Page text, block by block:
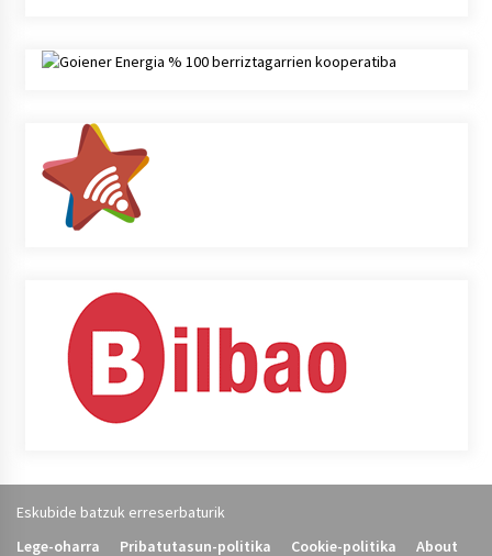
Eskubide batzuk erreserbaturik
Lege-oharra
Pribatutasun-politika Cookie-politika About